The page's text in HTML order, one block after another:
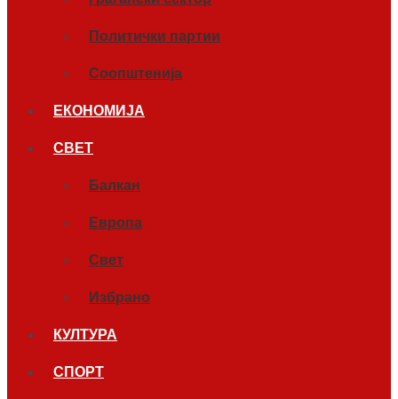
Политички партии
Соопштенија
ЕКОНОМИЈА
СВЕТ
Балкан
Европа
Свет
Избрано
КУЛТУРА
СПОРТ